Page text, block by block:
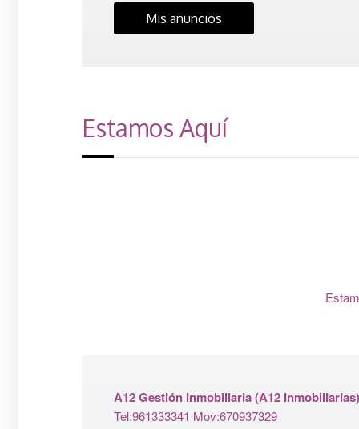
Mis anuncios
Estamos Aquí
A12 Gestión Inmobiliaria(A12 Inmobiliarias)
Tel:961333341 Mov:670937329